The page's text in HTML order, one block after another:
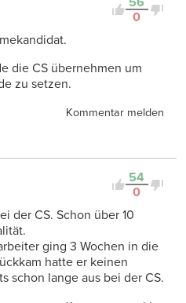
0
die CS übernehmen um
zu setzen.
Kommentar melden
54
0
der CS. Schon über 10
ging 3 Wochen in die
hatte er keinen
schon lange aus bei der CS.